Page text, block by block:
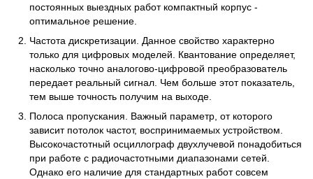
постоянных выездных работ компактный корпус -
оптимальное решение.
Частота дискретизации. Данное свойство характерно
только для цифровых моделей. Квантование определяет,
насколько точно аналогово-цифровой преобразователь
передает реальный сигнал. Чем больше этот показатель,
тем выше точность получим на выходе.
Полоса пропускания. Важный параметр, от которого
зависит потолок частот, воспринимаемых устройством.
Высокочастотный осциллограф двухлучевой понадобиться
при работе с радиочастотными диапазонами сетей.
Однако его наличие для стандартных работ совсем